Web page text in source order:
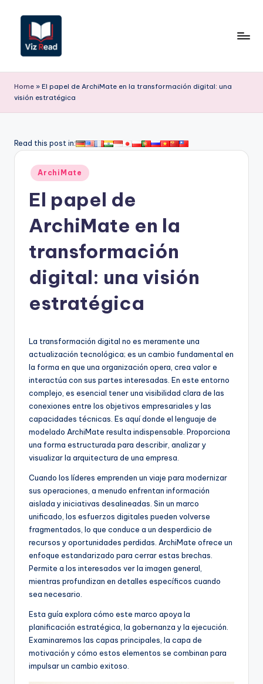
contenido
iz
R
a
ni
S
o
w
&
D
it
Home » El papel de ArchiMate en la transformación digital: una
visión estratégica
Read this post in:
Publicado
en
ArchiMate
El papel de
ArchiMate en la
transformación
digital: una visión
estratégica
La transformación digital no es meramente una
actualización tecnológica; es un cambio fundamental en
la forma en que una organización opera, crea valor e
interactúa con sus partes interesadas. En este entorno
complejo, es esencial tener una visibilidad clara de las
conexiones entre los objetivos empresariales y las
capacidades técnicas. Es aquí donde el lenguaje de
modelado ArchiMate resulta indispensable. Proporciona
una forma estructurada para describir, analizar y
visualizar la arquitectura de una empresa.
Cuando los líderes emprenden un viaje para modernizar
sus operaciones, a menudo enfrentan información
aislada y iniciativas desalineadas. Sin un marco
unificado, los esfuerzos digitales pueden volverse
fragmentados, lo que conduce a un desperdicio de
recursos y oportunidades perdidas. ArchiMate ofrece un
enfoque estandarizado para cerrar estas brechas.
Permite a los interesados ver la imagen general,
mientras profundizan en detalles específicos cuando
sea necesario.
Esta guía explora cómo este marco apoya la
planificación estratégica, la gobernanza y la ejecución.
Examinaremos las capas principales, la capa de
motivación y cómo estos elementos se combinan para
impulsar un cambio exitoso.